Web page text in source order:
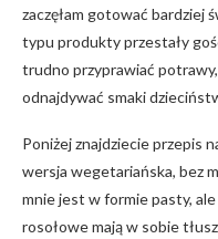
zaczęłam gotować bardziej
typu produkty przestały
trudno przyprawiać potrawy,
odnajdywać smaki
Poniżej znajdziecie przepis
wersja wegetariańska, bez
mnie jest w formie pasty,
rosołowe mają w sobie